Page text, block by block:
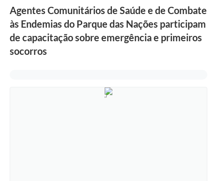
Diário Oficial
Prestação de Contas
Agentes Comunitários de Saúde e de Combate
às Endemias do Parque das Nações participam
de capacitação sobre emergência e primeiros
socorros